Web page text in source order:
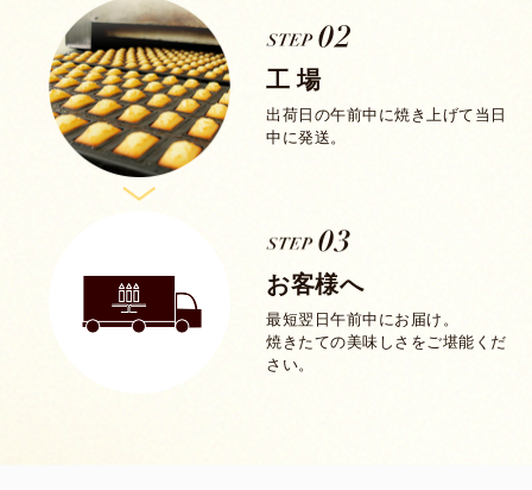
工 場
出荷日の午前中に焼き上げて当日
中に発送。
お客様へ
最短翌日午前中にお届け。
焼きたての美味しさをご堪能くだ
さい。